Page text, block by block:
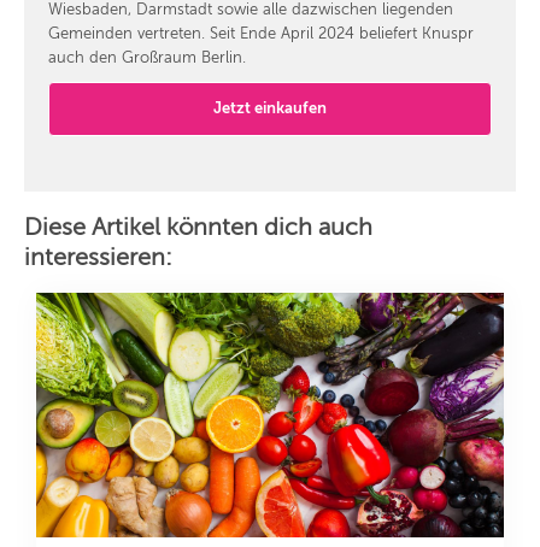
Wiesbaden, Darmstadt sowie alle dazwischen liegenden
Gemeinden vertreten. Seit Ende April 2024 beliefert Knuspr
auch den Großraum Berlin.
Jetzt einkaufen
Diese Artikel könnten dich auch
interessieren: